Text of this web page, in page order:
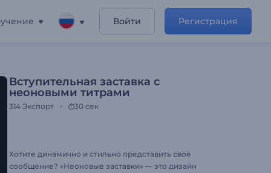
Войти Регистрация
Вступительная заставка с
неоновыми титрами
314 Экспорт 30 сек
Хотите динамично и стильно представить своё
сообщение? «Неоновые заставки» — это дизайн